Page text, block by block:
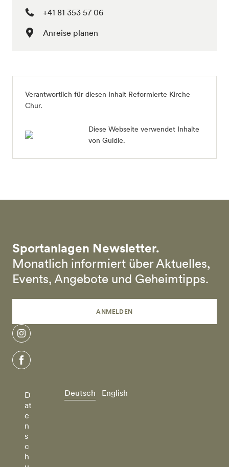
+41 81 353 57 06
Anreise planen
Verantwortlich für diesen Inhalt Reformierte Kirche
Chur.
Diese Webseite verwendet Inhalte
von Guidle.
Sportanlagen Newsletter.
Monatlich informiert über Aktuelles,
Events, Angebote und Geheimtipps.
ANMELDEN
instagram
facebook
D
at
e
n
s
c
h
Deutsch English